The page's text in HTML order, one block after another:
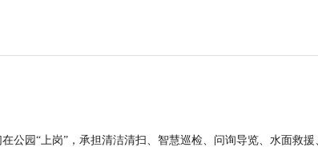
公园“上岗”，承担清洁清扫、智慧巡检、问询导览、水面救援